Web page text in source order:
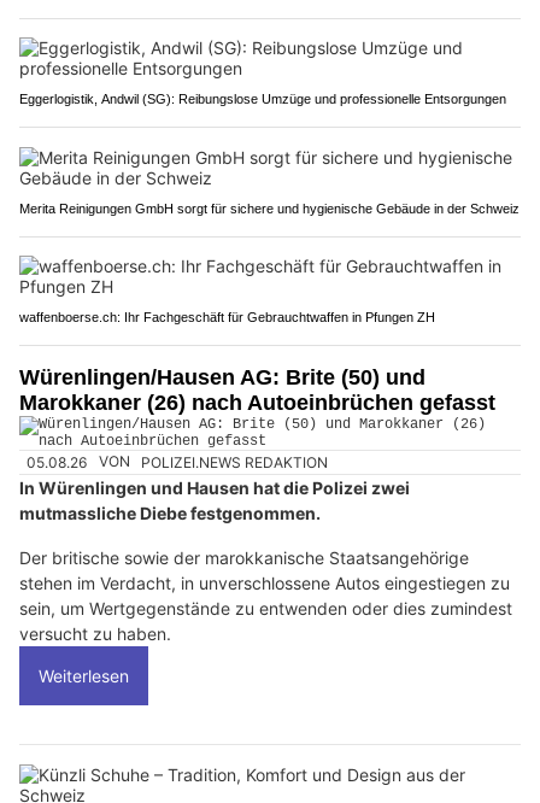
Eggerlogistik, Andwil (SG): Reibungslose Umzüge und professionelle Entsorgungen
Merita Reinigungen GmbH sorgt für sichere und hygienische Gebäude in der Schweiz
waffenboerse.ch: Ihr Fachgeschäft für Gebrauchtwaffen in Pfungen ZH
Würenlingen/Hausen AG: Brite (50) und
Marokkaner (26) nach Autoeinbrüchen gefasst
05.08.26 VON POLIZEI.NEWS REDAKTION
In Würenlingen und Hausen hat die Polizei zwei
mutmassliche Diebe festgenommen.
Der britische sowie der marokkanische Staatsangehörige
stehen im Verdacht, in unverschlossene Autos eingestiegen zu
sein, um Wertgegenstände zu entwenden oder dies zumindest
versucht zu haben.
Weiterlesen